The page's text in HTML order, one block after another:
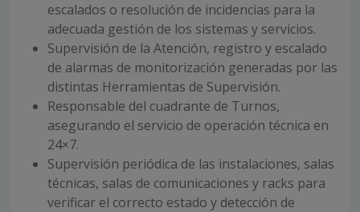
escalados o resolución de incidencias para la
adecuada gestión de los sistemas y servicios.
Supervisión de la Atención, registro y escalado
de alarmas de monitorización generadas por las
distintas Herramientas de Supervisión.
Responsable del cuadrante de Turnos,
asegurando el servicio de operación técnica en
24×7.
Supervisión periódica de las instalaciones, salas
técnicas, salas de comunicaciones y racks para
verificar el correcto estado y detección de